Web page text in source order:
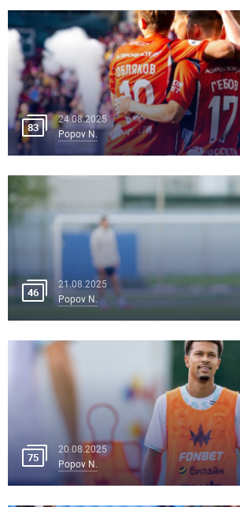
83
24.08.2025
Popov N.
46
21.08.2025
Popov N.
75
20.08.2025
Popov N.